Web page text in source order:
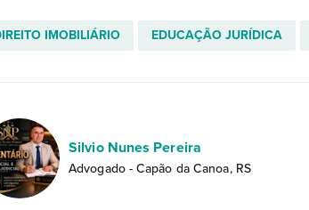
IMOBILIÁRIO EDUCAÇÃO JURÍDICA
Silvio Nunes Pereira
Advogado - Capão da Canoa, RS